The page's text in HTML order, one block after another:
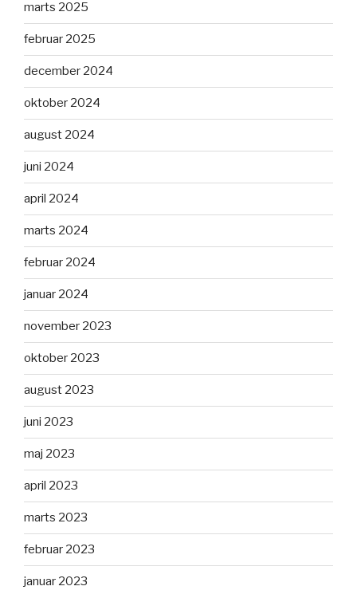
marts 2025
februar 2025
december 2024
oktober 2024
august 2024
juni 2024
april 2024
marts 2024
februar 2024
januar 2024
november 2023
oktober 2023
august 2023
juni 2023
maj 2023
april 2023
marts 2023
februar 2023
januar 2023